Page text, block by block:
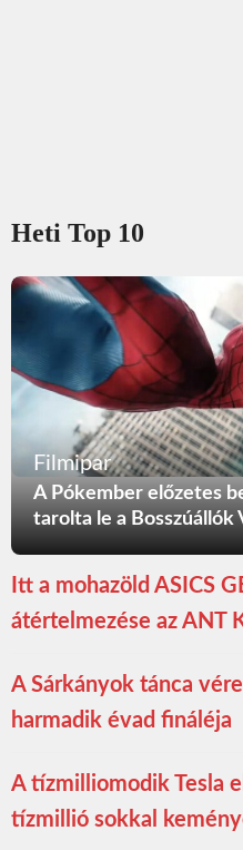
Heti Top 10
Filmipar
A Pókember előzetes
tarolta le a
Itt a mohazöld ASICS
átértelmezése az ANT
A Sárkányok tánca
harmadik évad fináléja
A tízmilliomodik Tesla
tízmillió sokkal